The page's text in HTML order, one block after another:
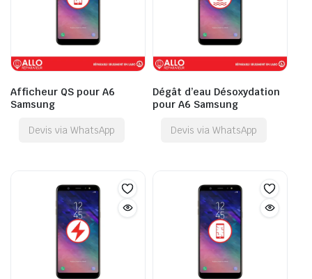
Afficheur QS pour A6
Samsung
Devis via WhatsApp
Dégât d’eau Désoxydation
pour A6 Samsung
Devis via WhatsApp